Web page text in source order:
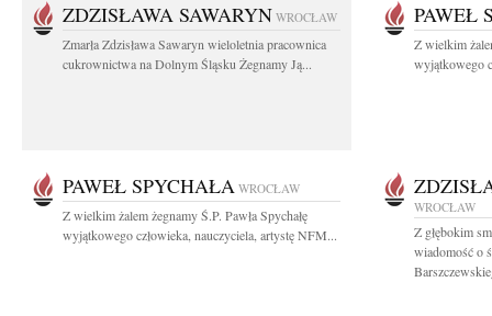
ZDZISŁAWA SAWARYN WROCŁAW
Zmarła Zdzisława Sawaryn wieloletnia pracownica
cukrownictwa na Dolnym Śląsku Żegnamy Ją...
PAWEŁ
Z wielkim
wyjątkowego
PAWEŁ SPYCHAŁA WROCŁAW
Z wielkim żalem żegnamy Ś.P. Pawła Spychałę
wyjątkowego człowieka, nauczyciela, artystę NFM...
WROCŁAW
Z głębokim
wiadomość o